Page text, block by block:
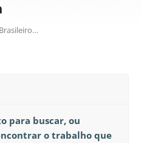
para buscar, ou
o trabalho que